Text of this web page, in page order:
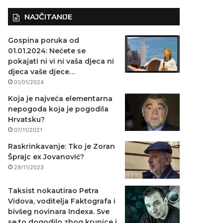
NAJČITANIJE
Gospina poruka od
01.01.2024: Nećete se
pokajati ni vi ni vaša djeca ni
djeca vaše djece…
01/01/2024
Koja je najveća elementarna
nepogoda koja je pogodila
Hrvatsku?
07/11/2021
Raskrinkavanje: Tko je Zoran
Šprajc ex Jovanović?
29/11/2023
Taksist nokautirao Petra
Vidova, voditelja Faktografa i
bivšeg novinara Indexa. Sve